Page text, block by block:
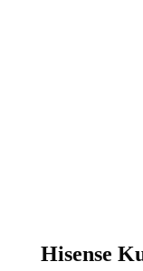
Hisense